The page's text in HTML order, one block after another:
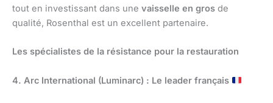
tout en investissant dans une vaisselle en gros de
qualité, Rosenthal est un excellent partenaire.
Les spécialistes de la résistance pour la restauration
4. Arc International (Luminarc) : Le leader français